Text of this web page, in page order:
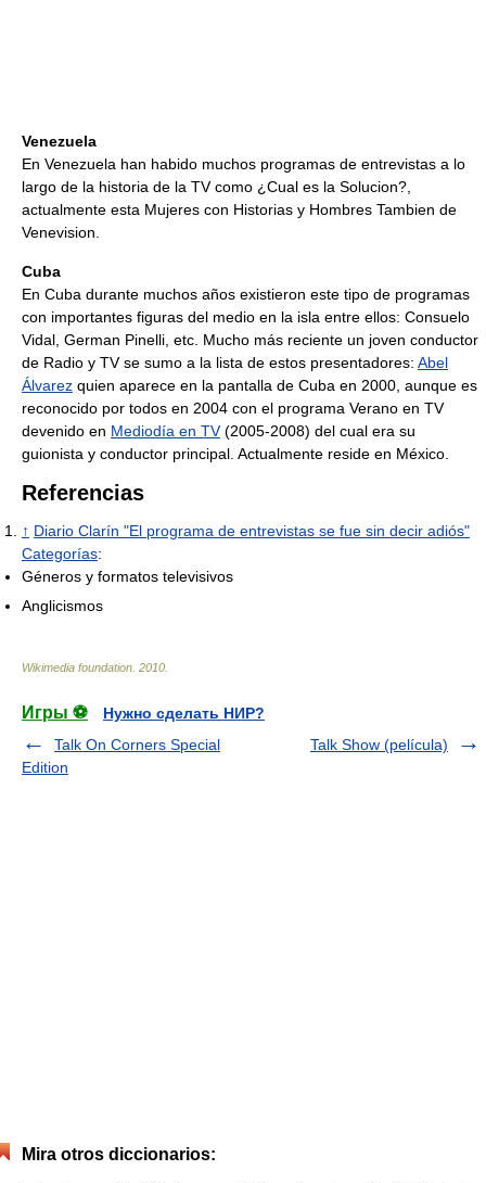
Venezuela
En Venezuela han habido muchos programas de entrevistas a lo
largo de la historia de la TV como ¿Cual es la Solucion?,
actualmente esta Mujeres con Historias y Hombres Tambien de
Venevision.
Cuba
En Cuba durante muchos años existieron este tipo de programas
con importantes figuras del medio en la isla entre ellos: Consuelo
Vidal, German Pinelli, etc. Mucho más reciente un joven conductor
de Radio y TV se sumo a la lista de estos presentadores: Abel
Álvarez quien aparece en la pantalla de Cuba en 2000, aunque es
reconocido por todos en 2004 con el programa Verano en TV
devenido en Mediodía en TV(2005-2008) del cual era su
guionista y conductor principal. Actualmente reside en México.
Referencias
↑ Diario Clarín "El programa de entrevistas se fue sin decir adiós"
Categorías:
Géneros y formatos televisivos
Anglicismos
Wikimedia foundation 2010
Игры ⚽
Нужно сделать НИР?
Talk On Corners Special
Edition
Talk Show (película)
Mira otros diccionarios: